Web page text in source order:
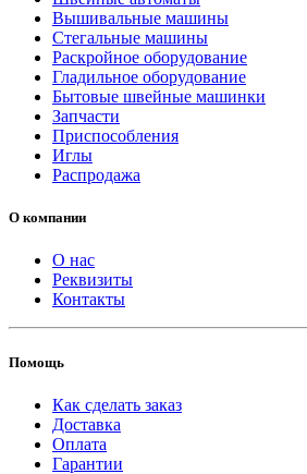
Вышивальные машины
Стегальные машины
Раскройное оборудование
Гладильное оборудование
Бытовые швейные машинки
Запчасти
Приспособления
Иглы
Распродажа
О компании
О нас
Реквизиты
Контакты
Помощь
Как сделать заказ
Доставка
Оплата
Гарантии